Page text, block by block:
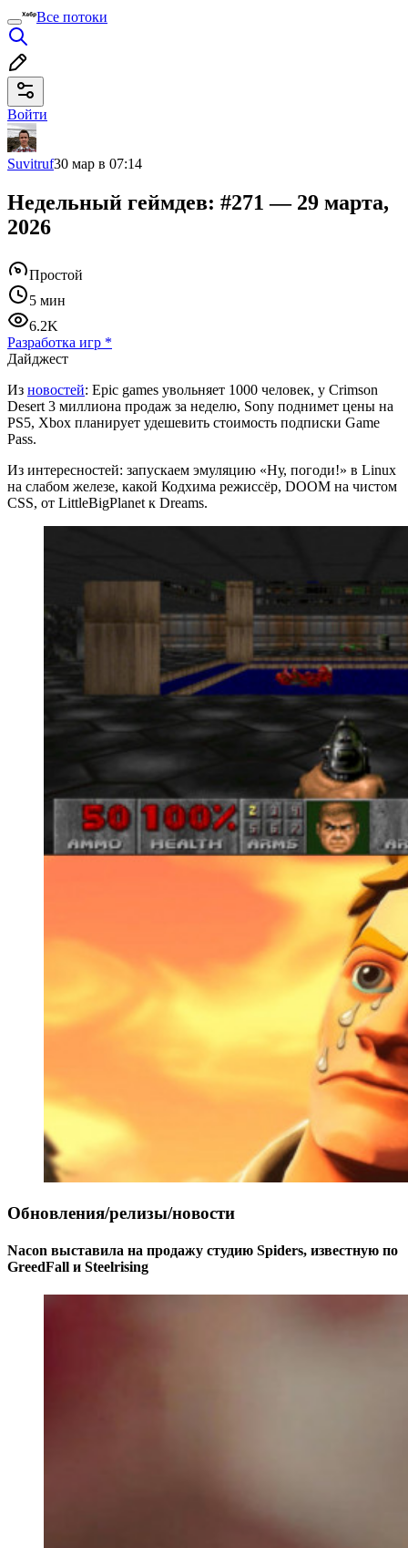
Все потоки
Войти
Suvitruf30 мар в 07:14
Недельный геймдев: #271 — 29 марта,
2026
Простой
5 мин
6.2K
Разработка игр *
Дайджест
Из новостей: Epic games увольняет 1000 человек, у Crimson
Desert 3 миллиона продаж за неделю, Sony поднимет цены на
PS5, Xbox планирует удешевить стоимость подписки Game
Pass.
Из интересностей: запускаем эмуляцию «Ну, погоди!» в Linux
на слабом железе, какой Кодхима режиссёр, DOOM на чистом
CSS, от LittleBigPlanet к Dreams.
Обновления/релизы/новости
Nacon выставила на продажу студию Spiders, известную по
GreedFall и Steelrising